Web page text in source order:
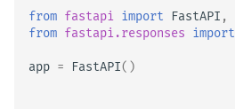
from fastapi import FastAPI ,
from fastapi.responses import
app = FastAPI()